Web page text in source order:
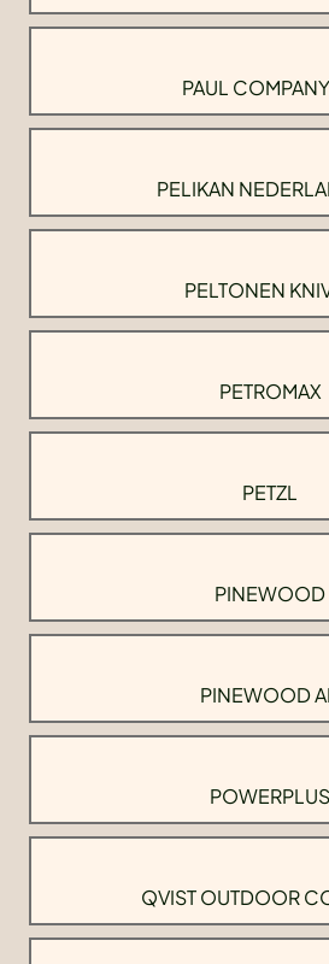
PAUL
PELIKAN
PELTONEN
PETROMAX
PETZL
PINEWOOD
PINEWOOD
POWERPLUS
QVIST OUTDOOR